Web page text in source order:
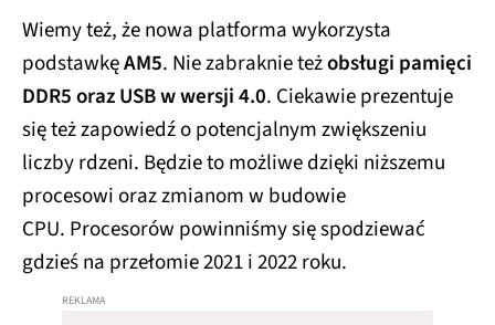
Wiemy też, że nowa platforma wykorzysta
podstawkęAM5. Nie zabraknie teżobsługi pamięci
DDR5 oraz USB w wersji 4.0. Ciekawie prezentuje
się też zapowiedź o potencjalnym zwiększeniu
liczby rdzeni. Będzie to możliwe dzięki niższemu
procesowi oraz zmianom w budowie
CPU. Procesorów powinniśmy się spodziewać
gdzieś na przełomie 2021 i 2022 roku.